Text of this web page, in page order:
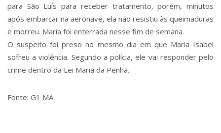
para São Luís para receber tratamento, porém, minutos
após embarcar na aeronave, ela não resistiu às queimaduras
e morreu. Maria foi enterrada nesse fim de semana.
O suspeito foi preso no mesmo dia em que Maria Isabel
sofreu a violência. Segundo a polícia, ele vai responder pelo
crime dentro da Lei Maria da Penha.
Fonte: G1 MA